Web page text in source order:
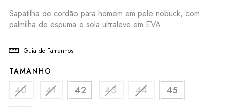
Sapatilha de cordão para homem em pele nobuck, com
palmilha de espuma e sola ultraleve em EVA.
Guia de Tamanhos
TAMANHO
40 41 42 43 44
45